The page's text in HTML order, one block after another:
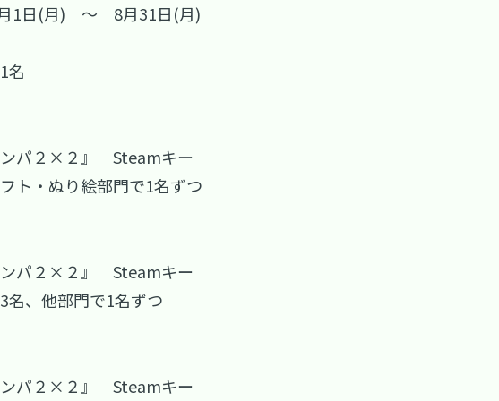
1日(月) ～ 8月31日(月)
名
ンパ２×２』 Steamキー
ト・ぬり絵部門で1名ずつ
ンパ２×２』 Steamキー
名、他部門で1名ずつ
ンパ２×２』 Steamキー